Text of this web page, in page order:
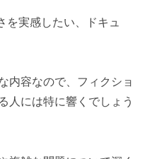
を実感したい、ドキュ
内容なので、フィクショ
人には特に響くでしょう